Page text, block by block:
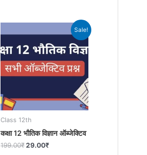
Sale!
Class 12th
कक्षा 12 भौतिक विज्ञान ऑब्जेक्टिव
199.00₹ 29.00₹